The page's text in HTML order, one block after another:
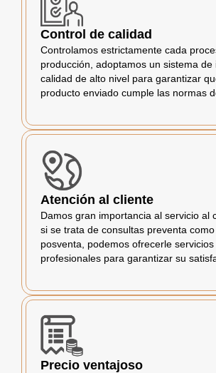
Control de calidad
Controlamos estrictamente cada
producción, adoptamos un sistema de
calidad de alto nivel para garantizar
producto enviado cumple las normas
Atención al cliente
Damos gran importancia al servicio al
si se trata de consultas preventa
posventa, podemos ofrecerle
profesionales para garantizar su
Precio ventajoso